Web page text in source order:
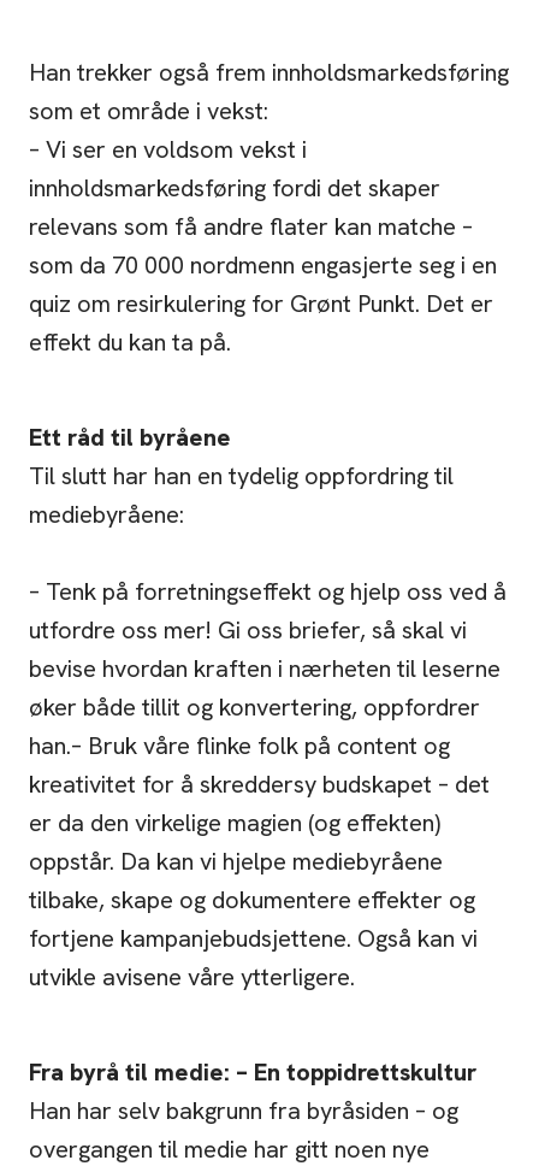
Han trekker også frem innholdsmarkedsføring
som et område i vekst:
– Vi ser en voldsom vekst i
innholdsmarkedsføring fordi det skaper
relevans som få andre flater kan matche –
som da 70 000 nordmenn engasjerte seg i en
quiz om resirkulering for Grønt Punkt. Det er
effekt du kan ta på.
Ett råd til byråene
Til slutt har han en tydelig oppfordring til
mediebyråene:
– Tenk på forretningseffekt og hjelp oss ved å
utfordre oss mer! Gi oss briefer, så skal vi
bevise hvordan kraften i nærheten til leserne
øker både tillit og konvertering, oppfordrer
han.– Bruk våre flinke folk på content og
kreativitet for å skreddersy budskapet – det
er da den virkelige magien (og effekten)
oppstår. Da kan vi hjelpe mediebyråene
tilbake, skape og dokumentere effekter og
fortjene kampanjebudsjettene. Også kan vi
utvikle avisene våre ytterligere.
Fra byrå til medie: – En toppidrettskultur
Han har selv bakgrunn fra byråsiden – og
overgangen til medie har gitt noen nye